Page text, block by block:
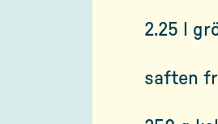
2.25 l
saften